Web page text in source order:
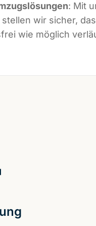
: Mit
wir sicher,
wie möglich